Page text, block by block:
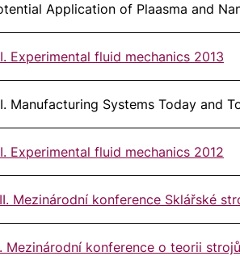
Application of Plaasma and
Experimental fluid mechanics 2013
Manufacturing Systems Today and
Experimental fluid mechanics 2012
Mezinárodní konference Sklářské
Mezinárodní konference o teorii